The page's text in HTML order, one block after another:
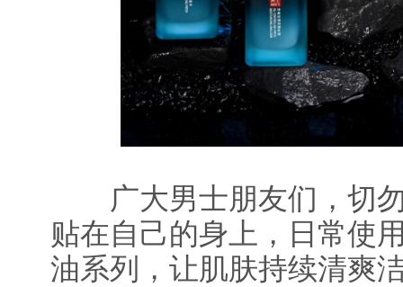
广大男士朋友们，切勿
贴在自己的身上，日常使
油系列，让肌肤持续清爽